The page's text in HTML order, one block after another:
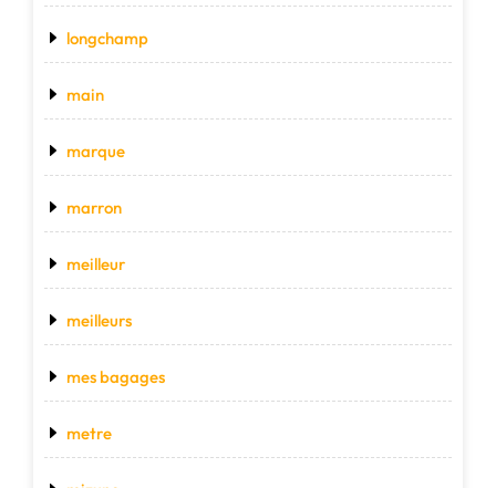
longchamp
main
marque
marron
meilleur
meilleurs
mes bagages
metre